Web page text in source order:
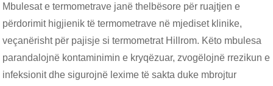
Mbulesat e termometrave janë thelbësore për ruajtjen e
përdorimit higjienik të termometrave në mjediset klinike,
veçanërisht për pajisje si termometrat Hillrom. Këto mbulesa
parandalojnë kontaminimin e kryqëzuar, zvogëlojnë rrezikun e
infeksionit dhe sigurojnë lexime të sakta duke mbrojtur